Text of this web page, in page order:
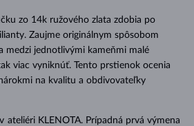
zo 14k ružového zlata zdobia po
Zaujme originálnym spôsobom
medzi jednotlivými kameňmi malé
viac vyniknúť. Tento prstienok ocenia
na kvalitu a obdivovateľky
ateliéri KLENOTA. Prípadná prvá výmena